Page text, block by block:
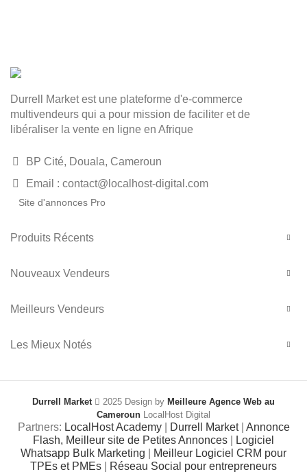
Durrell Market est une plateforme d'e-commerce
multivendeurs qui a pour mission de faciliter et de
libéraliser la vente en ligne en Afrique
BP Cité, Douala, Cameroun
Email : contact@localhost-digital.com
Site d'annonces Pro
Produits Récents
Nouveaux Vendeurs
Meilleurs Vendeurs
Les Mieux Notés
Durrell Market 2025 Design by Meilleure Agence Web au
Cameroun LocalHost Digital
Partners: LocalHost Academy| Durrell Market| Annonce
Flash, Meilleur site de Petites Annonces
Logiciel
Whatsapp Bulk Marketing
Meilleur Logiciel CRM pour
TPEs et PMEs
Réseau Social pour entrepreneurs